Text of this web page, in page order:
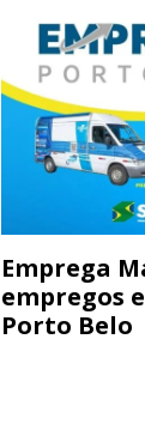
Emprega
empregos
Porto Belo